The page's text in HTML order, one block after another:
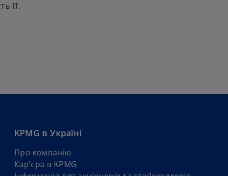
ІТ.
KPMG в Україні
Про компанію
Кар'єра в KPMG